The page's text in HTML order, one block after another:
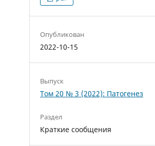
Опубликован
2022-10-15
Выпуск
Том 20 № 3 (2022): Патогенез
Раздел
Краткие сообщения